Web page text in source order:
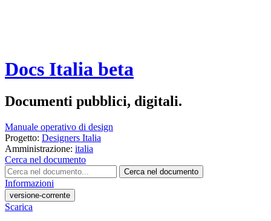
Docs Italia beta
Documenti pubblici, digitali.
Manuale operativo di design
Progetto: Designers Italia
Amministrazione: italia
Cerca nel documento
Cerca nel documento
Informazioni
versione-corrente
Scarica